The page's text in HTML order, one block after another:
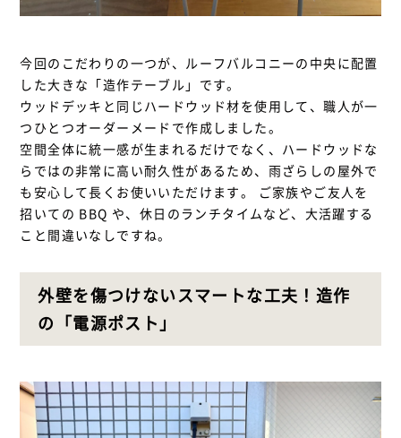
今回のこだわりの一つが、ルーフバルコニーの中央に配置
した大きな「造作テーブル」です。
ウッドデッキと同じハードウッド材を使用して、職人が一
つひとつオーダーメードで作成しました。
空間全体に統一感が生まれるだけでなく、ハードウッドな
らではの非常に高い耐久性があるため、雨ざらしの屋外で
も安心して長くお使いいただけます。 ご家族やご友人を
招いての BBQ や、休日のランチタイムなど、大活躍する
こと間違いなしですね。
外壁を傷つけないスマートな工夫！造作
の「電源ポスト」